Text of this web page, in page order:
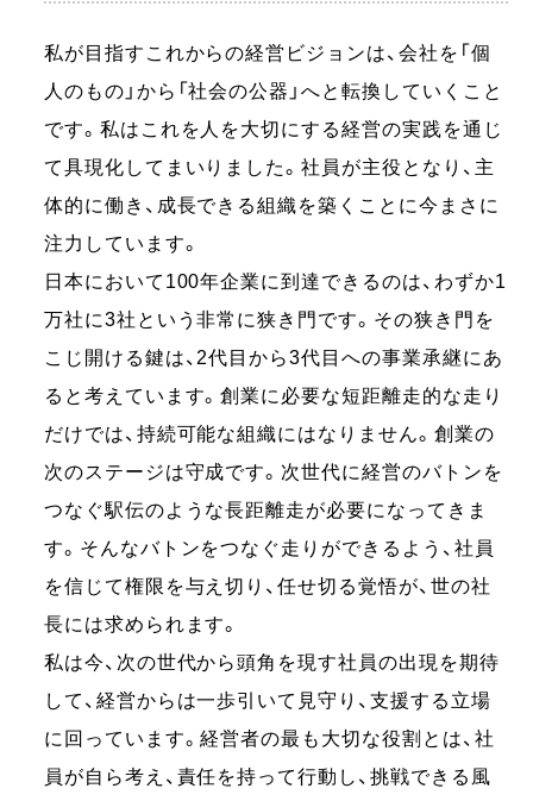
私が⽬指すこれからの経営ビジョンは、会社を「個
⼈のもの」から「社会の公器」へと転換していくこと
です。私はこれを人を大切にする経営の実践を通じ
て具現化してまいりました。社員が主役となり、主
体的に働き、成⻑できる組織を築くことに今まさに
注⼒しています。
⽇本において100年企業に到達できるのは、わずか1
万社に3社という⾮常に狭き⾨です。その狭き門を
こじ開ける鍵は、2代⽬から3代⽬への事業承継にあ
ると考えています。創業に必要な短距離⾛的な⾛り
だけでは、持続可能な組織にはなりません。創業の
次のステージは守成です。次世代に経営のバトンを
つなぐ駅伝のような長距離走が必要になってきま
す。そんなバトンをつなぐ⾛りができるよう、社員
を信じて権限を与え切り、任せ切る覚悟が、世の社
長には求められます。
私は今、次の世代から頭角を現す社員の出現を期待
して、経営からは⼀歩引いて⾒守り、支援する⽴場
に回っています。経営者の最も大切な役割とは、社
員が⾃ら考え、責任を持って⾏動し、挑戦できる風